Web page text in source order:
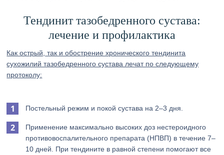
Тендинит тазобедренного сустава:
лечение и профилактика
Как острый, так и обострение хронического тендинита
сухожилий тазобедренного сустава лечат по следующему
протоколу:
Постельный режим и покой сустава на 2–3 дня.
Применение максимально высоких доз нестероидного
противовоспалительного препарата (НПВП) в течение 7–
10 дней. При тендините в равной степени помогают все